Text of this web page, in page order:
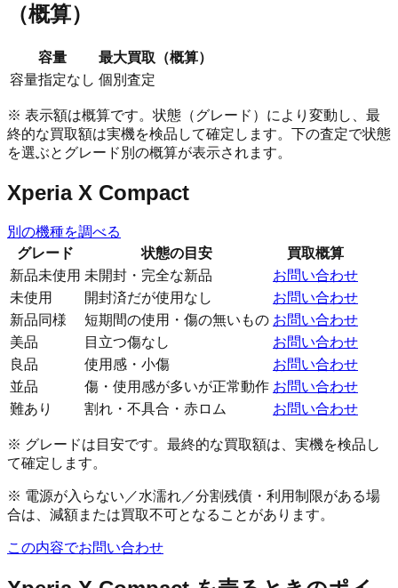
（概算）
容量
最大買取（概算）
容量指定なし 個別査定
※ 表示額は概算です。状態（グレード）により変動し、最
終的な買取額は実機を検品して確定します。下の査定で状態
を選ぶとグレード別の概算が表示されます。
Xperia X Compact
別の機種を調べる
グレード
状態の目安
買取概算
新品未使用 未開封・完全な新品
お問い合わせ
未使用
開封済だが使用なし
お問い合わせ
新品同様
短期間の使用・傷の無いもの お問い合わせ
美品
目立つ傷なし
お問い合わせ
良品
使用感・小傷
お問い合わせ
並品
傷・使用感が多いが正常動作 お問い合わせ
難あり
割れ・不具合・赤ロム お問い合わせ
※ グレードは目安です。最終的な買取額は、実機を検品し
て確定します。
※ 電源が入らない／水濡れ／分割残債・利用制限がある場
合は、減額または買取不可となることがあります。
この内容でお問い合わせ